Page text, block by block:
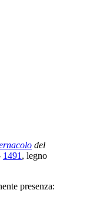
del
1491 , legno
presenza: